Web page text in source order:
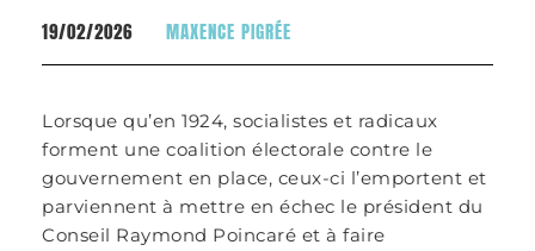
19/02/2026 MAXENCE PIGRÉE
Lorsque qu’en 1924, socialistes et radicaux
forment une coalition électorale contre le
gouvernement en place, ceux-ci l’emportent et
parviennent à mettre en échec le président du
Conseil Raymond Poincaré et à faire